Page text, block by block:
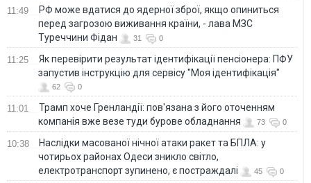
11:49
РФ може вдатися до ядерної зброї, якщо опиниться
перед загрозою виживання країни, - лава МЗС
Туреччини Фідан
31 0
11:25
Як перевірити результат ідентифікації пенсіонера: ПФУ
запустив інструкцію для сервісу "Моя ідентифікація"
62 0
11:01
Трамп хоче Гренландії: пов'язана з його оточенням
компанія вже везе туди бурове обладнання
73 0
10:38
Наслідки масованої нічної атаки ракет та БПЛА: у
чотирьох районах Одеси зникло світло,
електротранспорт зупинено, є постраждалі
45 0